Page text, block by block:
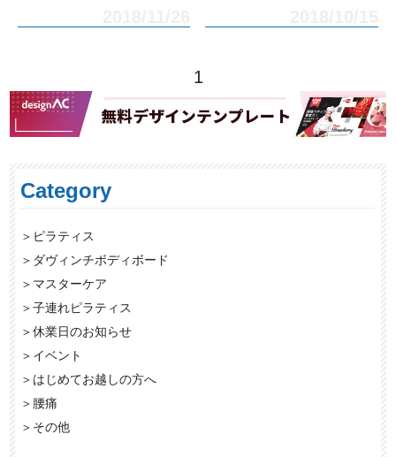
1
Category
＞ ピラティス
＞ ダヴィンチボディボード
＞ マスターケア
＞子連れピラティス
＞休業日のお知らせ
＞ イベント
＞ はじめてお越しの方へ
＞ 腰痛
＞ その他